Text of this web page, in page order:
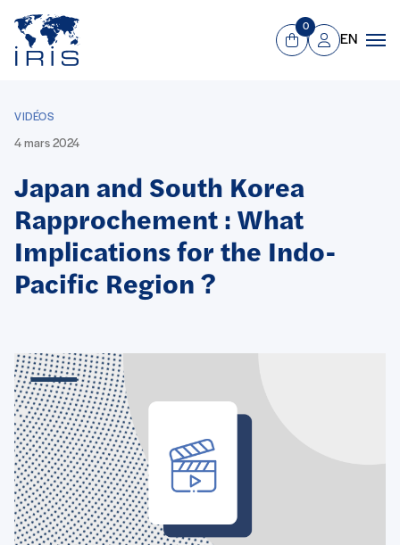
Aller au contenu principal
Panier
0
Mon compte
EN
VIDÉOS
4 mars 2024
Japan and South Korea
Rapprochement : What
Implications for the Indo-
Pacific Region ?